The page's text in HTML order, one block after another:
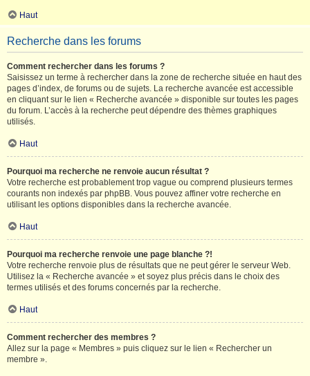
Haut
Recherche dans les forums
Comment rechercher dans les forums ?
Saisissez un terme à rechercher dans la zone de recherche située en haut des
pages d’index, de forums ou de sujets. La recherche avancée est accessible
en cliquant sur le lien « Recherche avancée » disponible sur toutes les pages
du forum. L’accès à la recherche peut dépendre des thèmes graphiques
utilisés.
Haut
Pourquoi ma recherche ne renvoie aucun résultat ?
Votre recherche est probablement trop vague ou comprend plusieurs termes
courants non indexés par phpBB. Vous pouvez affiner votre recherche en
utilisant les options disponibles dans la recherche avancée.
Haut
Pourquoi ma recherche renvoie une page blanche ?!
Votre recherche renvoie plus de résultats que ne peut gérer le serveur Web.
Utilisez la « Recherche avancée » et soyez plus précis dans le choix des
termes utilisés et des forums concernés par la recherche.
Haut
Comment rechercher des membres ?
Allez sur la page « Membres » puis cliquez sur le lien « Rechercher un
membre ».